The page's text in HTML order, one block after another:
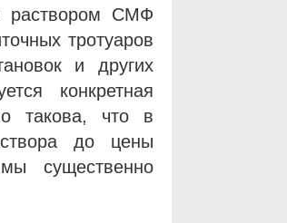
раствором СМФ
тротуаров
и других
конкретная
такова, что в
до цены
существенно